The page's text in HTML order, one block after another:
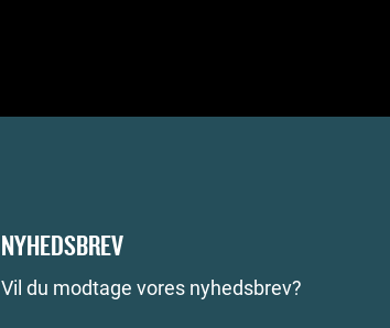
NYHEDSBREV
Vil du modtage vores nyhedsbrev?